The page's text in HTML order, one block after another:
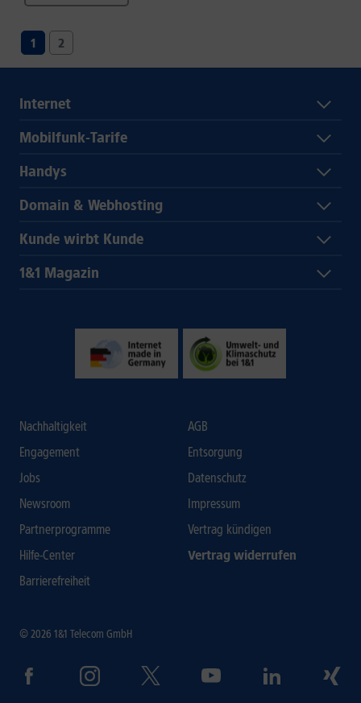
1 2
Internet
Mobilfunk-Tarife
Handys
Domain & Webhosting
Kunde wirbt Kunde
1&1 Magazin
Nachhaltigkeit
Engagement
Jobs
Newsroom
Partnerprogramme
Hilfe-Center
Barrierefreiheit
AGB
Entsorgung
Datenschutz
Impressum
Vertrag kündigen
Vertrag widerrufen
© 2026 1&1 Telecom GmbH